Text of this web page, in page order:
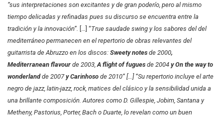
“sus interpretaciones son excitantes y de gran poderío, pero al mismo
tiempo delicadas y refinadas pues su discurso se encuentra entre la
tradición y la innovación”.
[…] “True saudade swing y los sabores del del
mediterráneo permanecen en el repertorio de obras relevantes del
guitarrista de Abruzzo en los discos: Sweety notes de 2000,
Mediterranean flavour de 2003, A flight of fugues de 2004 y On the way to
wonderlandde 2007y Carinhoso de 2010” […] “Su repertorio incluye el arte
negro de jazz, latin-jazz, rock, matices del clásico y la sensibilidad unida a
una brillante composición. Autores como D. Gillespie, Jobim, Santana y
Metheny, Pastorius, Porter, Bach o Duarte, lo revelan como un buen